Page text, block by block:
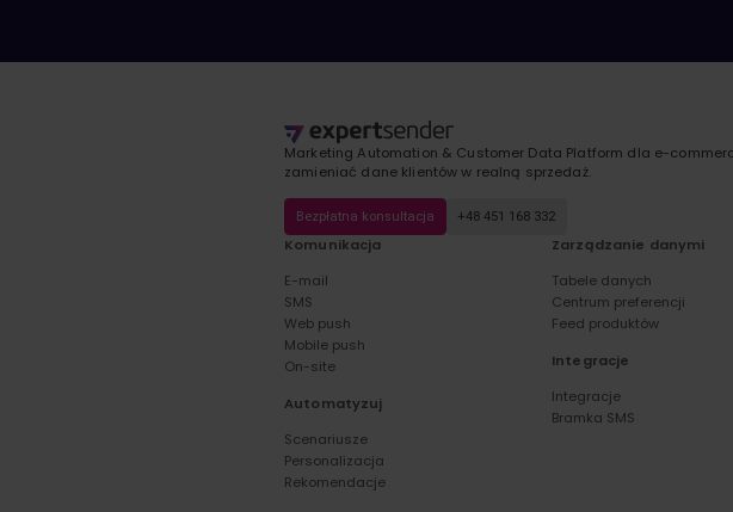
Marketing Automation & Customer Data Platform dla e-
zamieniać dane klientów w realną sprzedaż.
Bezpłatna konsultacja +48 451 168 332
Komunikacja
E-mail
SMS
Web push
Mobile push
On-site
Automatyzuj
Scenariusze
Personalizacja
Rekomendacje
Zarządzanie danymi
Tabele danych
Centrum preferencji
Feed produktów
Integracje
Integracje
Bramka SMS